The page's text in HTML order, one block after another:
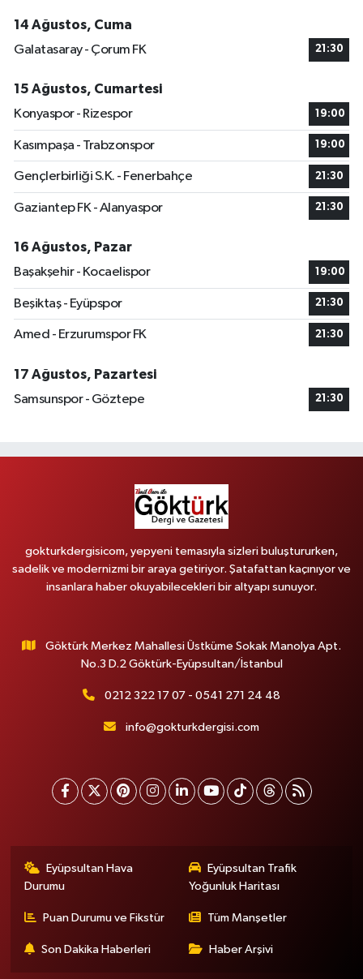
14 Ağustos, Cuma
Galatasaray - Çorum FK
21:30
15 Ağustos, Cumartesi
Konyaspor - Rizespor
19:00
Kasımpaşa - Trabzonspor 19:00
Gençlerbirliği S.K. - Fenerbahçe 21:30
Gaziantep FK - Alanyaspor 21:30
16 Ağustos, Pazar
Başakşehir - Kocaelispor
19:00
Beşiktaş - Eyüpspor 21:30
Amed - Erzurumspor FK 21:30
17 Ağustos, Pazartesi
Samsunspor - Göztepe
21:30
gokturkdergisicom, yepyeni temasıyla sizleri buluştururken,
sadelik ve modernizmi bir araya getiriyor. Şatafattan kaçınıyor ve
insanlara haber okuyabilecekleri bir altyapı sunuyor.
Göktürk Merkez Mahallesi Üstküme Sokak Manolya Apt.
No.3 D.2 Göktürk-Eyüpsultan/İstanbul
0212 322 17 07 - 0541 271 24 48
info@gokturkdergisi.com
Eyüpsultan Hava
Durumu
Eyüpsultan Trafik
Yoğunluk Haritası
Puan Durumu ve Fikstür Tüm Manşetler
Son Dakika Haberleri Haber Arşivi